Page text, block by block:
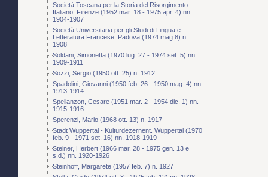
Società Toscana per la Storia del Risorgimento
Italiano. Firenze (1952 mar. 18 - 1975 apr. 4) nn.
1904-1907
Società Universitaria per gli Studi di Lingua e
Letteratura Francese. Padova (1974 mag.8) n.
1908
Soldani, Simonetta (1970 lug. 27 - 1974 set. 5) nn.
1909-1911
Sozzi, Sergio (1950 ott. 25) n. 1912
Spadolini, Giovanni (1950 feb. 26 - 1950 mag. 4) nn.
1913-1914
Spellanzon, Cesare (1951 mar. 2 - 1954 dic. 1) nn.
1915-1916
Sperenzi, Mario (1968 ott. 13) n. 1917
Stadt Wuppertal - Kulturdezernent. Wuppertal (1970
feb. 9 - 1971 set. 16) nn. 1918-1919
Steiner, Herbert (1966 mar. 28 - 1975 gen. 13 e
s.d.) nn. 1920-1926
Steinhoff, Margarete (1957 feb. 7) n. 1927